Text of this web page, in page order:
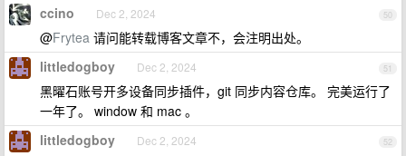
50
ccino Dec 2, 2024
@Frytea 请问能转载博客文章不，会注明出处。
51
littledogboy Dec 2, 2024
黑曜石账号开多设备同步插件，git 同步内容仓库。 完美运行了
一年了。 window 和 mac 。
52
littledogboy Dec 2, 2024